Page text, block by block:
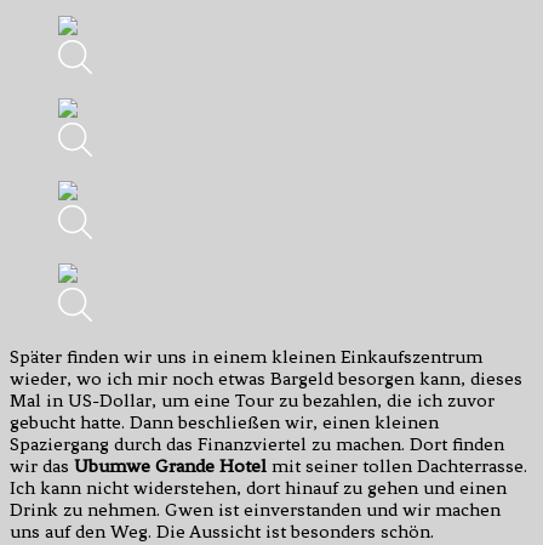
Später finden wir uns in einem kleinen Einkaufszentrum
wieder, wo ich mir noch etwas Bargeld besorgen kann, dieses
Mal in US-Dollar, um eine Tour zu bezahlen, die ich zuvor
gebucht hatte. Dann beschließen wir, einen kleinen
Spaziergang durch das Finanzviertel zu machen. Dort finden
wir das Ubumwe Grande Hotel mit seiner tollen Dachterrasse.
Ich kann nicht widerstehen, dort hinauf zu gehen und einen
Drink zu nehmen. Gwen ist einverstanden und wir machen
uns auf den Weg. Die Aussicht ist besonders schön.